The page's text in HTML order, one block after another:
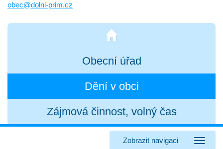
obec@dolni-prim.cz
Obecní úřad
Dění v obci
Zájmová činnost, volný čas
Zobrazit navigaci